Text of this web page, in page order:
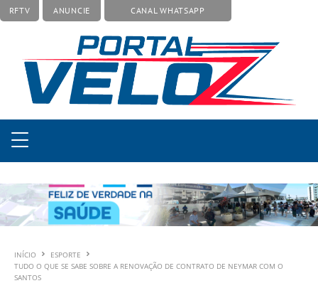
RFTV ANUNCIE CANAL WHATSAPP
INÍCIO
ESPORTE
TUDO O QUE SE SABE SOBRE A RENOVAÇÃO DE CONTRATO DE NEYMAR COM O
SANTOS